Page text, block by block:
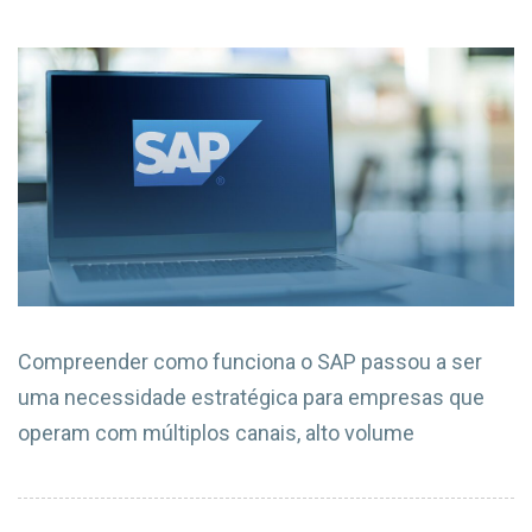
Compreender como funciona o SAP passou a ser
uma necessidade estratégica para empresas que
operam com múltiplos canais, alto volume